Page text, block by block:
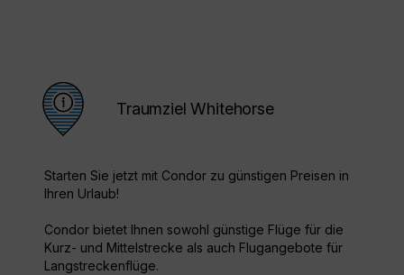
Traumziel Whitehorse
Starten Sie jetzt mit Condor zu günstigen Preisen in
Ihren Urlaub!
Condor bietet Ihnen sowohl günstige Flüge für die
Kurz- und Mittelstrecke als auch Flugangebote für
Langstreckenflüge.